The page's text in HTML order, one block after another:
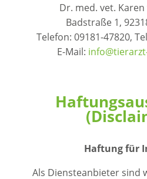
Dr. med. vet.
Badstraße 1,
Telefon: 09181-47820,
E-Mail:
Haftung für
Als Diensteanbieter sind